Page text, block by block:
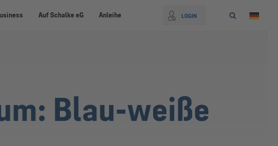
Auf Schalke eG Anleihe LOGIN
Blau-weiße